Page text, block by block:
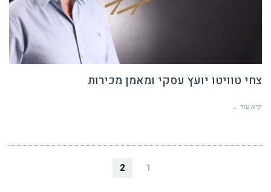
צחי טוויטו יועץ עסקי ומאמן מכירות
קרא עוד ←
1
2